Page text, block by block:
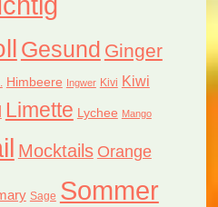
Gesund Ginger
Himbeere Ingwer Kivi Kiwi
Limette Lychee Mango
Mocktails Orange
Sage Sommer